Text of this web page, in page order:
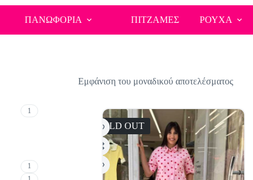
results
ΠΑΝΩΦΟΡΙΑ ΠΙΤΖΑΜΕΣ ΡΟΥΧΑ
Εμφάνιση του μοναδικού αποτελέσματος
SOLD OUT
1
1